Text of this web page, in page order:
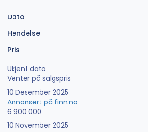
Dato
Hendelse
Pris
Ukjent dato
Venter på salgspris
10 Desember 2025
Annonsert på finn.no
6 900 000
10 November 2025